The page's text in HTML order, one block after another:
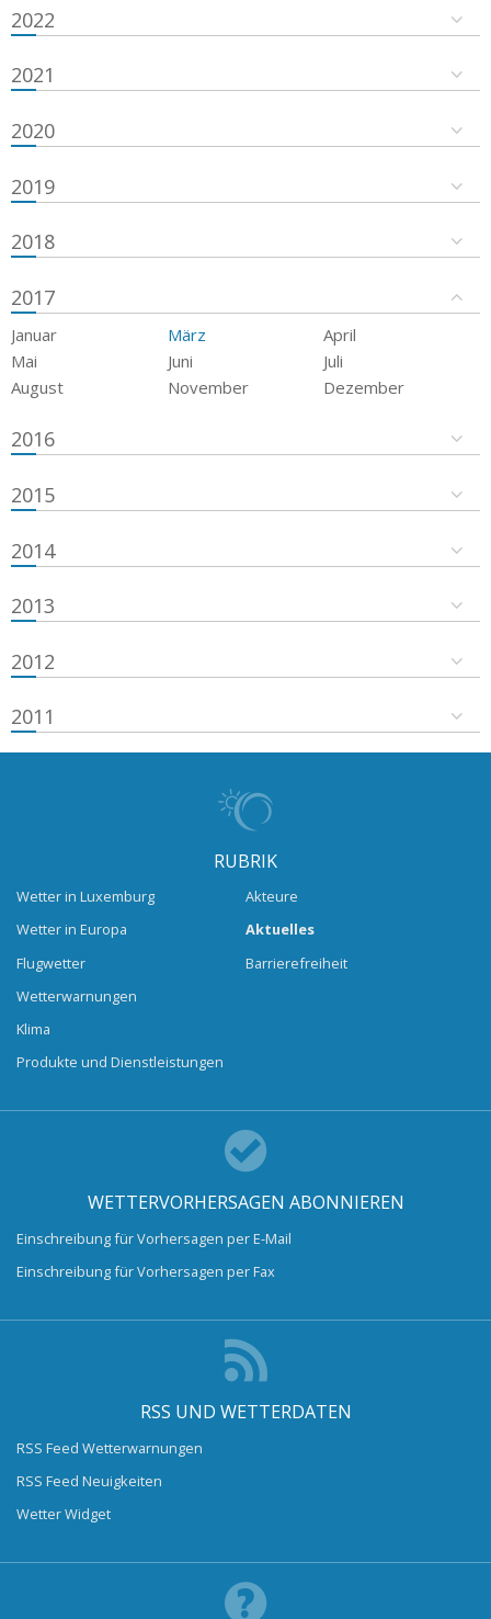
2022
2021
2020
2019
2018
2017
Januar März
April
Mai
Juni
Juli
August
November Dezember
2016
2015
2014
2013
2012
2011
RUBRIK
Wetter in Luxemburg
Wetter in Europa
Flugwetter
Wetterwarnungen
Klima
Produkte und Dienstleistungen
Akteure
Aktuelles
Barrierefreiheit
WETTERVORHERSAGEN ABONNIEREN
Einschreibung für Vorhersagen per E-Mail
Einschreibung für Vorhersagen per Fax
RSS UND WETTERDATEN
RSS Feed Wetterwarnungen
RSS Feed Neuigkeiten
Wetter Widget